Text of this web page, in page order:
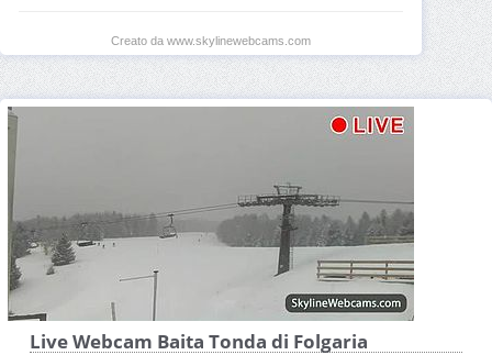
Creato da www.skylinewebcams.com
Live Webcam Baita Tonda di Folgaria